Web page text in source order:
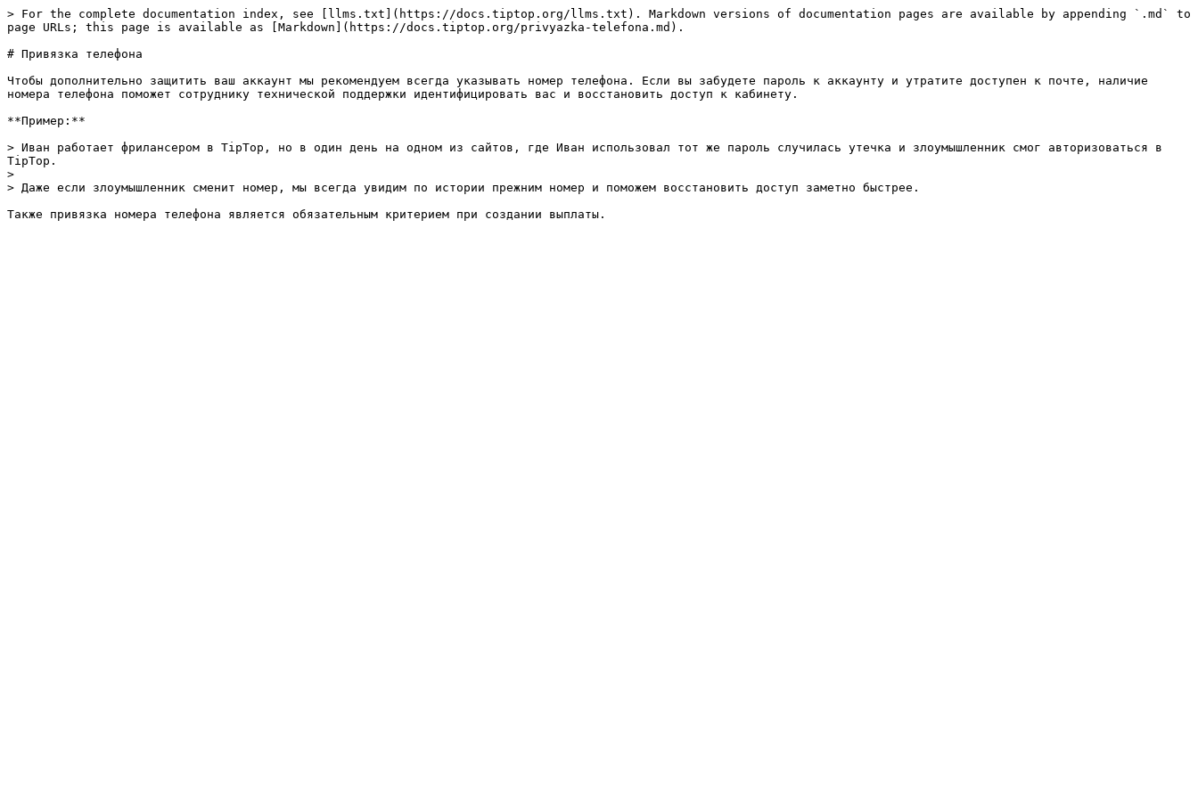
> For the complete documentation index, see [llms.txt](https://docs.tiptop.org/llms.txt). Markdown versions of documentation pages are available by appending `.md` to
page URLs; this page is available as [Markdown](https://docs.tiptop.org/privyazka-telefona.md).
# Привязка телефона
Чтобы дополнительно защитить ваш аккаунт мы рекомендуем всегда указывать номер телефона. Если вы забудете пароль к аккаунту и утратите доступен к почте, наличие
номера телефона поможет сотруднику технической поддержки идентифицировать вас и восстановить доступ к кабинету.
**Пример:**
> Иван работает фрилансером в TipTop, но в один день на одном из сайтов, где Иван использовал тот же пароль случилась утечка и злоумышленник смог авторизоваться в
TipTop.
>
> Даже если злоумышленник сменит номер, мы всегда увидим по истории прежним номер и поможем восстановить доступ заметно быстрее.